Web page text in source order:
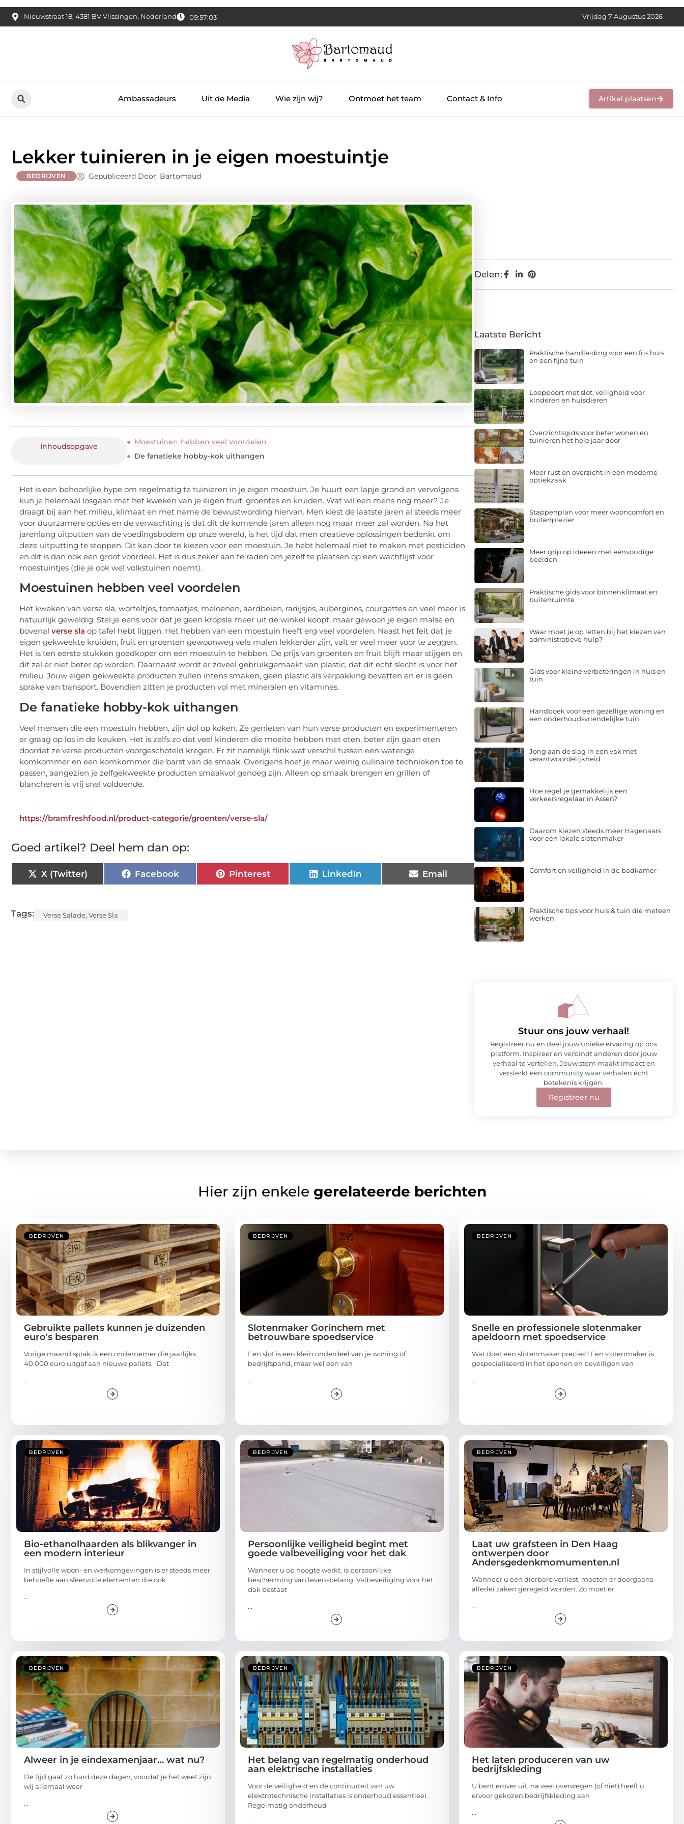
Nieuwstraat 18, 4381 BV Vlissingen, Nederland Vrijdag 7 Augustus 2026
Artikel plaatsen
Lekker tuinieren in je eigen moestuintje
BEDRIJVEN Gepubliceerd Door: Bartomaud
Inhoudsopgave
Moestuinen hebben veel voordelen
De fanatieke hobby-kok uithangen
Het is een behoorlijke hype om regelmatig te tuinieren in je eigen moestuin. Je huurt een lapje grond en vervolgens
kun je helemaal losgaan met het kweken van je eigen fruit, groentes en kruiden. Wat wil een mens nog meer? Je
draagt bij aan het milieu, klimaat en met name de bewustwording hiervan. Men kiest de laatste jaren al steeds meer
voor duurzamere opties en de verwachting is dat dit de komende jaren alleen nog maar meer zal worden. Na het
jarenlang uitputten van de voedingsbodem op onze wereld, is het tijd dat men creatieve oplossingen bedenkt om
deze uitputting te stoppen. Dit kan door te kiezen voor een moestuin. Je hebt helemaal niet te maken met pesticiden
en dit is dan ook een groot voordeel. Het is dus zeker aan te raden om jezelf te plaatsen op een wachtlijst voor
moestuintjes (die je ook wel volkstuinen noemt).
Moestuinen hebben veel voordelen
Het kweken van verse sla, worteltjes, tomaatjes, meloenen, aardbeien, radijsjes, aubergines, courgettes en veel meer is
natuurlijk geweldig. Stel je eens voor dat je geen kropsla meer uit de winkel koopt, maar gewoon je eigen malse en
bovenal verse sla
op tafel hebt liggen. Het hebben van een moestuin heeft erg veel voordelen. Naast het feit dat je
eigen gekweekte kruiden, fruit en groenten gewoonweg vele malen lekkerder zijn, valt er veel meer voor te zeggen.
Het is ten eerste stukken goedkoper om een moestuin te hebben. De prijs van groenten en fruit blijft maar stijgen en
dit zal er niet beter op worden. Daarnaast wordt er zoveel gebruikgemaakt van plastic, dat dit echt slecht is voor het
milieu. Jouw eigen gekweekte producten zullen intens smaken, geen plastic als verpakking bevatten en er is geen
sprake van transport. Bovendien zitten je producten vol met mineralen en vitamines.
De fanatieke hobby-kok uithangen
Veel mensen die een moestuin hebben, zijn dol op koken. Ze genieten van hun verse producten en experimenteren
er graag op los in de keuken. Het is zelfs zo dat veel kinderen die moeite hebben met eten, beter zijn gaan eten
doordat ze verse producten voorgeschoteld kregen. Er zit namelijk flink wat verschil tussen een waterige
komkommer en een komkommer die barst van de smaak. Overigens hoef je maar weinig culinaire technieken toe te
passen, aangezien je zelfgekweekte producten smaakvol genoeg zijn. Alleen op smaak brengen en grillen of
blancheren is vrij snel voldoende.
https://bramfreshfood.nl/product-categorie/groenten/verse-sla/
Goed artikel? Deel hem dan op:
X (Twitter) Facebook Pinterest LinkedIn Email
Tags:
Delen:
Laatste Bericht
en een fijne tuin
Looppoort met slot, veiligheid voor
kinderen en huisdieren
tuinieren het hele jaar door
optiekzaak
buitenplezier
Meer grip op ideeën met eenvoudige
beelden
buitenruimte
administratieve hulp?
tuin
Handboek voor een gezellige woning en
een onderhoudsvriendelijke tuin
verantwoordelijkheid
verkeersregelaar in Assen?
voor een lokale slotenmaker
Comfort en veiligheid in de badkamer
werken
Stuur ons jouw verhaal!
platform. Inspireer en verbindt anderen door jouw
verhaal te vertellen. Jouw stem maakt impact en
versterkt een community waar verhalen écht
betekenis krijgen.
Registreer nu
Hier zijn enkele gerelateerde berichten
BEDRIJVEN
Gebruikte pallets kunnen je duizenden
euro's besparen
40.000 euro uitgaf aan nieuwe pallets. “Dat
BEDRIJVEN
Slotenmaker Gorinchem met
betrouwbare spoedservice
bedrijfspand, maar wel een van
BEDRIJVEN
Snelle en professionele slotenmaker
apeldoorn met spoedservice
gespecialiseerd in het openen en beveiligen van
BEDRIJVEN
Bio-ethanolhaarden als blikvanger in
een modern interieur
behoefte aan sfeervolle elementen die ook
BEDRIJVEN
Persoonlijke veiligheid begint met
goede valbeveiliging voor het dak
bescherming van levensbelang. Valbeveiliging voor het
dak bestaat
BEDRIJVEN
Laat uw grafsteen in Den Haag
ontwerpen door
Andersgedenkmomumenten.nl
allerlei zaken geregeld worden. Zo moet er
BEDRIJVEN
Alweer in je eindexamenjaar… wat nu?
wij allemaal weer
BEDRIJVEN
Het belang van regelmatig onderhoud
aan elektrische installaties
elektrotechnische installaties is onderhoud essentieel.
Regelmatig onderhoud
BEDRIJVEN
Het laten produceren van uw
bedrijfskleding
ervoor gekozen bedrijfskleding aan